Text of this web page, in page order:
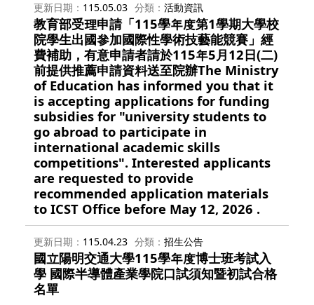
更新日期 115.05.03 分類 活動資訊
教育部受理申請「115學年度第1學期大學校
院學生出國參加國際性學術技藝能競賽」經
費補助，有意申請者請於115年5月12日(二)
前提供推薦申請資料送至院辦The Ministry
of Education has informed you that it
is accepting applications for funding
subsidies for "university students to
go abroad to participate in
international academic skills
competitions". Interested applicants
are requested to provide
recommended application materials
to ICST Office before May 12, 2026 .
更新日期 115.04.23 分類 招生公告
國立陽明交通大學115學年度博士班考試入
學 國際半導體產業學院口試須知暨初試合格
名單